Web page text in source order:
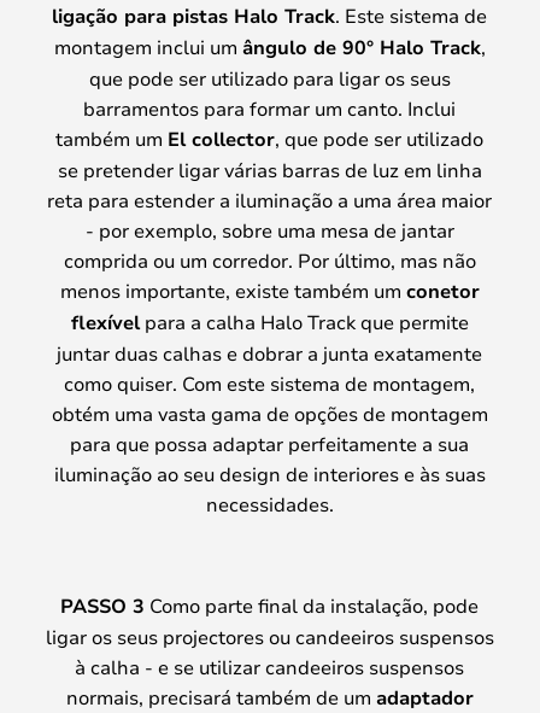
ligação para pistas Halo Track. Este sistema de
montagem inclui um ângulo de 90° Halo Track,
que pode ser utilizado para ligar os seus
barramentos para formar um canto. Inclui
também um El collector, que pode ser utilizado
se pretender ligar várias barras de luz em linha
reta para estender a iluminação a uma área maior
- por exemplo, sobre uma mesa de jantar
comprida ou um corredor. Por último, mas não
menos importante, existe também um conetor
flexívelpara a calha Halo Track que permite
juntar duas calhas e dobrar a junta exatamente
como quiser. Com este sistema de montagem,
obtém uma vasta gama de opções de montagem
para que possa adaptar perfeitamente a sua
iluminação ao seu design de interiores e às suas
necessidades.
PASSO 3 Como parte final da instalação, pode
ligar os seus projectores ou candeeiros suspensos
à calha - e se utilizar candeeiros suspensos
normais, precisará também de um adaptador